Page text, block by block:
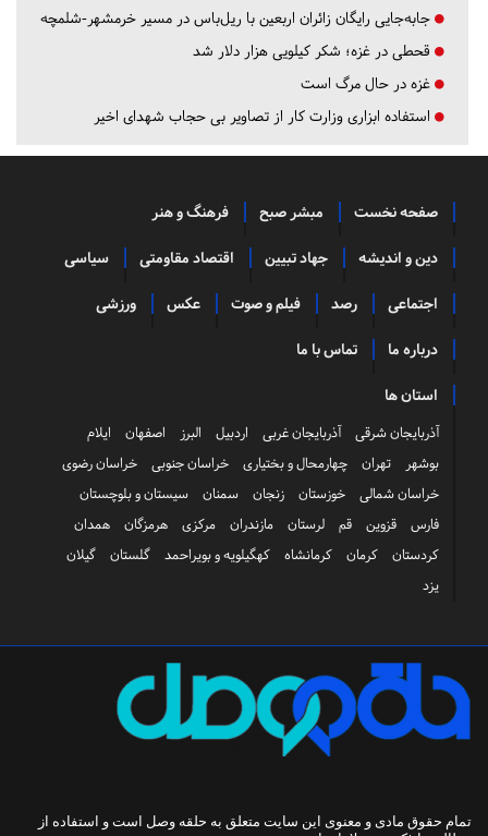
جابه‌جایی رایگان زائران اربعین با ریل‌باس در مسیر خرمشهر-شلمچه
قحطی در غزه؛ شکر کیلویی هزار دلار شد
غزه در حال مرگ است
استفاده ابزاری وزارت کار از تصاویر بی حجاب شهدای اخیر
صفحه نخست مبشر صبح فرهنگ و هنر
دین و اندیشه جهاد تبیین اقتصاد مقاومتی سیاسی
اجتماعی رصد فیلم و صوت عکس ورزشی
درباره ما تماس با ما
استان ها
آذربایجان شرقی آذربایجان غربی اردبیل البرز اصفهان
ایلام
بوشهر
تهران چهارمحال و بختیاری خراسان جنوبی
خراسان رضوی
خراسان شمالی
خوزستان زنجان سمنان
سیستان و بلوچستان
فارس
قزوین قم لرستان مازندران مرکزی هرمزگان
همدان
کردستان
کرمان کرمانشاه کهگیلویه و بویراحمد گلستان
گیلان
یزد
تمام حقوق مادی و معنوی این سایت متعلق به حلقه وصل است و استفاده از